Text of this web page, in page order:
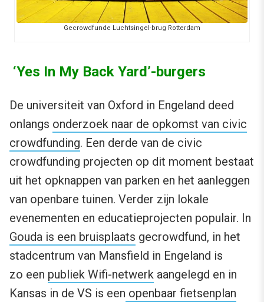
Gecrowdfunde Luchtsingel-brug Rotterdam
‘Yes In My Back Yard’-burgers
De universiteit van Oxford in Engeland deed
onlangs onderzoek naar de opkomst van civic
crowdfunding. Een derde van de civic
crowdfunding projecten op dit moment bestaat
uit het opknappen van parken en het aanleggen
van openbare tuinen. Verder zijn lokale
evenementen en educatieprojecten populair. In
Gouda is een bruisplaats gecrowdfund, in het
stadcentrum van Mansfield in Engeland is
zo een publiek Wifi-netwerk aangelegd en in
Kansas in de VS is een openbaar fietsenplan